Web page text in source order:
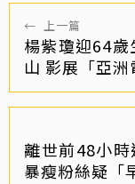
← 上一篇
楊紫瓊迎64
山 影展「亞洲
離世前48小
暴瘦粉絲疑「